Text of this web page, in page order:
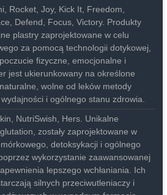
Rocket, Joy, Kick It, Freedom,
Defend, Focus, Victory. Produkty
plastry zaprojektowane w celu
za pomocą technologii dotykowej,
fizyczne, emocjonalne i
jest ukierunkowany na określone
wolne od leków metody
i ogólnego stanu zdrowia.
NutriSwish, Hers. Unikalne
zostały zaprojektowane w
detoksykacji i ogólnego
wykorzystanie zaawansowanej
lepszego wchłaniania. Ich
silnych przeciwutleniaczy i